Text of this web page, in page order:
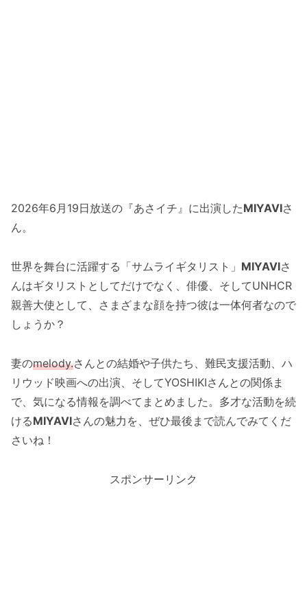
2026年6月19日放送の『あさイチ』に出演したMIYAVIさ
ん。
世界を舞台に活躍する「サムライギタリスト」 MIYAVIさ
んはギタリストとしてだけでなく、俳優、そしてUNHCR
親善大使として、さまざまな顔を持つ彼は一体何者なので
しょうか？
妻のmelody.さんとの結婚や子供たち、難民支援活動、ハ
リウッド映画への出演、そしてYOSHIKIさんとの関係ま
で、気になる情報を調べてまとめました。多才な活動を続
けるMIYAVIさんの魅力を、ぜひ最後まで読んでみてくだ
さいね！
スポンサーリンク